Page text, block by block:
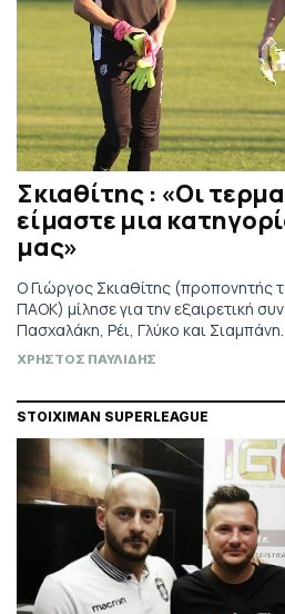
Σκιαθίτης : «Οι
είμαστε μια
μας»
Ο Γιώργος Σκιαθίτης (προπονητής
ΠΑΟΚ) μίλησε για την εξαιρετική
Πασχαλάκη, Ρέι, Γλύκο και Σιαμπάνη.
ΧΡΗΣΤΟΣ ΠΑΥΛΙΔΗΣ
STOIXIMAN SUPERLEAGUE